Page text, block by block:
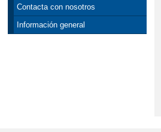
Contacta con nosotros
Información general